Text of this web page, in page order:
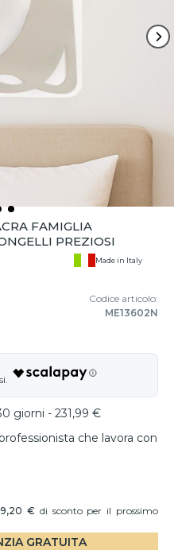
FAMIGLIA
PREZIOSI
Made in Italy
Codice articolo:
ME13602N
giorni - 231,99 €
che lavora con
9,20 €di sconto per il prossimo
GRATUITA